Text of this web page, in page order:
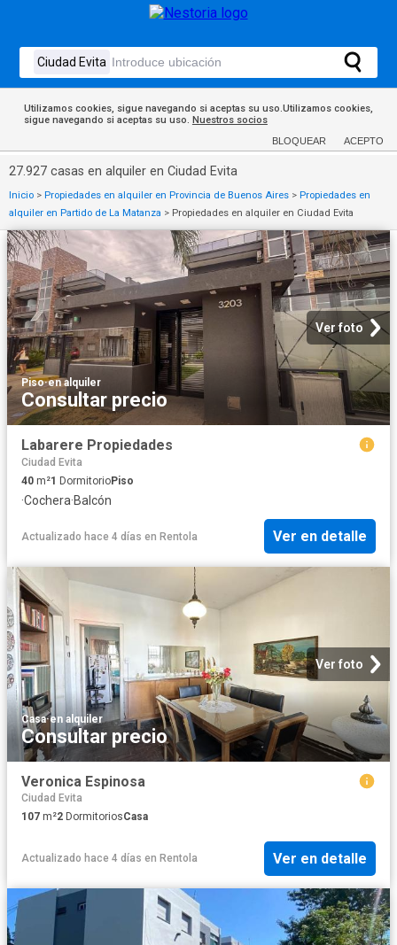
Utilizamos cookies, sigue navegando si aceptas su uso.Utilizamos cookies,
sigue navegando si aceptas su uso. Nuestros socios
BLOQUEAR ACEPTO
27.927 casas en alquiler en Ciudad Evita
Inicio > Propiedades en alquiler en Provincia de Buenos Aires > Propiedades en
alquiler en Partido de La Matanza > Propiedades en alquiler en Ciudad Evita
Ver foto
Piso·en alquiler
Consultar precio
Labarere Propiedades
Ciudad Evita
40 m²1 DormitorioPiso
·Cochera·Balcón
Actualizado hace 4 días en Rentola Ver en detalle
Ver foto
Casa·en alquiler
Consultar precio
Veronica Espinosa
Ciudad Evita
107 m²2 DormitoriosCasa
Actualizado hace 4 días en Rentola Ver en detalle